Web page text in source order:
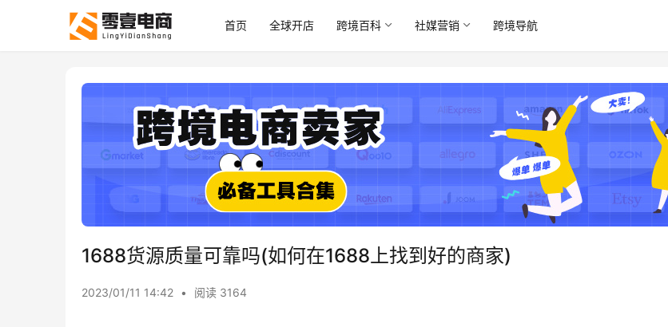
首页 全球开店 跨境百科 社媒营销 跨境导航
1688货源质量可靠吗(如何在1688上找到好的商家)
2023/01/11 14:42 • 阅读 3164